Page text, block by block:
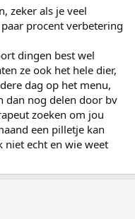
zeker als je veel
procent verbetering
dingen best wel
ze ook het hele dier,
dag op het menu,
dan nog delen door bv
zoeken om jou
een pilletje kan
niet echt en wie weet